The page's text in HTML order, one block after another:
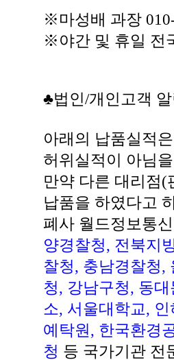
※마성배 과장
※야간 및 휴일 전
♣법인/개인고객
아래의 납품실적
허위실적이 아님
만약 다른 대리점
납품을 하였다고
폐사 월드정보통
양경찰청, 전북지
찰청, 충남경찰청,
청, 강남구청, 동
소, 서울대학교,
예탁원, 한국환경
청 등 국가기관 전